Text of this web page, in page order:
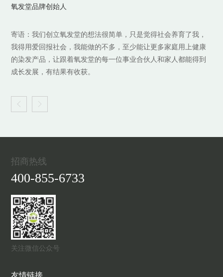
氧发堂品牌创始人
寄语：我们创立氧发堂的想法很简单，只是觉得社会养育了我，
我得用爱回报社会，我能做的不多，至少能让更多家庭用上健康
的染发产品，让跟着氧发堂的每一位事业合伙人和家人都能得到
成长发展，有结果有收获。
氧发堂品牌创始人
寄语：我们创立氧发堂的想法很简单，只是觉得社会养育了我，
我得用爱回报社会，我能做的不多，至少能让更多家庭用上健康
的染发产品，让跟着氧发堂的每一位事业合伙人和家人都能得到
成长发展，有结果有收获。
联合创始人
产品技术研发中心负责人
寄语：每一个人存在，一定是有原因的，传递教育力量，研发卓
越产品，就是我存在的原因。
联合创始人
拓展市场：四川、重庆、昆明、贵州、西藏等省市自治区。
寄语：对于团队，有一种力量，必须用心去激发，当源源不断地
汇聚，便会战无不胜。
氧发堂全国市场运营总经理
寄语：我的每一份努力都是想让更多和我一样的普通人，在做氧
发堂这件平凡的事上，一样可以成就辉煌的人生。
氧发堂联合创始人，战略顾问
寄语：功能是刚需，情感是强需，有爱就有参与，有情就有传
播。
拓展市场：河南、陕西、山西等省市。
寄语：成于思，立于行，晋陕豫氧发堂的家人们，必将势不可
挡，所向披靡！
拓展市场：山东、河北、江苏、安徽、海南等省市。
寄语：四年的发展，最大的收获是让我感受到人生的意义和生命
的价值，体会最深的是，责任心和成就他人的心。
拓展市场：赤峰、朝阳、长春
寄语：氧发堂不忘初心的企业文化让我相信，它是一个值得投资
的项目，是值得用一生的时间去做的事业！
拓展市场：呼和浩特市、包头、银川。
寄语：深耕专业技术，精进服务，给顾客带来更优质的体验和更
好的口碑，一步一步，稳扎稳打，才能把氧发堂事业做得更红
火！
 
招商热线
400-855-6733
关注微信公众号
友情链接